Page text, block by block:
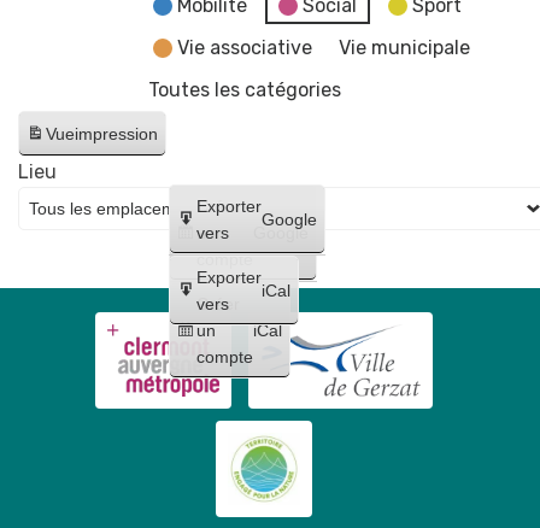
Mobilité
Social
Sport
Vie associative
Vie municipale
Toutes les catégories
Vueimpression
Créer
un
compte
Google
Créer
un
compte
iCal
Exporter
vers
Google
Exporter
vers
iCal
Lieu